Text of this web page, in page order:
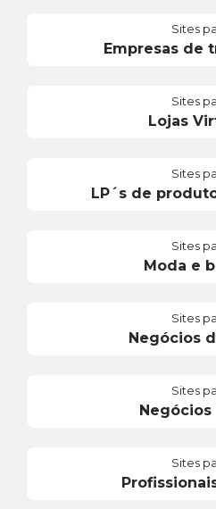
Sites
Empresas de
Sites
Lojas
Sites
LP´s de
Sites
Moda e
Sites
Negócios
Sites
Sites